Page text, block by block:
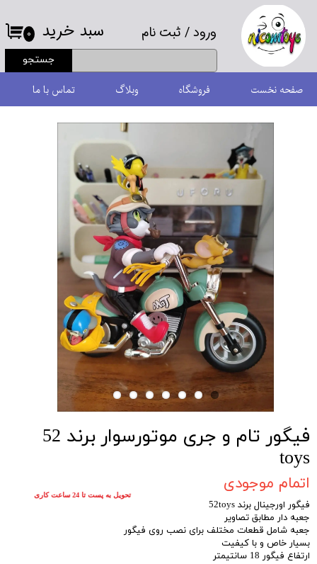
ورود/ ثبت نام
حساب کاربری من
تغییر گذر واژه
سفارشات
جستجو
۰ سبد خرید
صفحه نخست فروشگاه وبلاگ تماس با ما
فیگور تام و جری موتورسوار برند 52
toys
اتمام موجودی
فیگور اورجینال برند 52toys
جعبه دار مطابق تصاویر
جعبه شامل قطعات مختلف برای نصب روی فیگور
بسیار خاص و با کیفیت
ارتفاع فیگور 18 سانتیمتر
تحویل به پست تا 24 ساعت کاری